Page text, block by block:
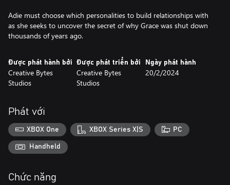
Adie must choose which personalities to build relationships with
as she seeks to uncover the secret of why Grace was shut down
thousands of years ago.
Được phát hành bởi
Creative Bytes
Studios
Được phát triển bởi
Creative Bytes
Studios
Ngày phát hành
20/2/2024
Phát với
XBOX One XBOX Series X|S PC
Handheld
Chức năng